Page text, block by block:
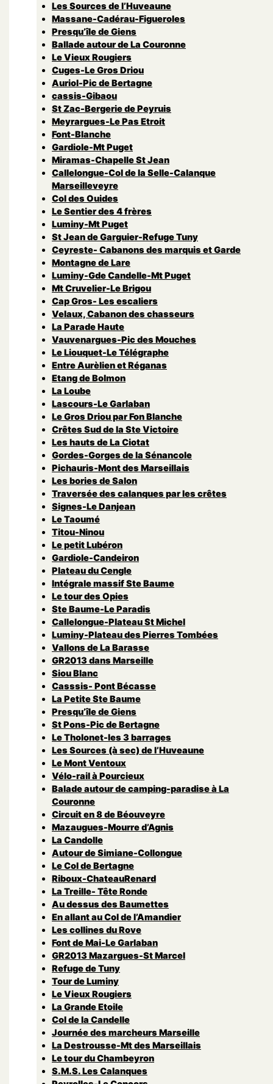
Les Sources de l’Huveaune
Massane-Cadérau-Figueroles
Presqu’île de Giens
Ballade autour de La Couronne
Le Vieux Rougiers
Cuges-Le Gros Driou
Auriol-Pic de Bertagne
cassis-Gibaou
St Zac-Bergerie de Peyruis
Meyrargues-Le Pas Etroit
Font-Blanche
Gardiole-Mt Puget
Miramas-Chapelle St Jean
Callelongue-Col de la Selle-Calanque
Marseilleveyre
Col des Ouides
Le Sentier des 4 frères
Luminy-Mt Puget
St Jean de Garguier-Refuge Tuny
Ceyreste- Cabanons des marquis et Garde
Montagne de Lare
Luminy-Gde Candelle-Mt Puget
Mt Cruvelier-Le Brigou
Cap Gros- Les escaliers
Velaux, Cabanon des chasseurs
La Parade Haute
Vauvenargues-Pic des Mouches
Le Liouquet-Le Télégraphe
Entre Aurèlien et Réganas
Etang de Bolmon
La Loube
Lascours-Le Garlaban
Le Gros Driou par Fon Blanche
Crêtes Sud de la Ste Victoire
Les hauts de La Ciotat
Gordes-Gorges de la Sénancole
Pichauris-Mont des Marseillais
Les bories de Salon
Traversée des calanques par les crêtes
Signes-Le Danjean
Le Taoumé
Titou-Ninou
Le petit Lubéron
Gardiole-Candeiron
Plateau du Cengle
Intégrale massif Ste Baume
Le tour des Opies
Ste Baume-Le Paradis
Callelongue-Plateau St Michel
Luminy-Plateau des Pierres Tombées
Vallons de La Barasse
GR2013 dans Marseille
Siou Blanc
Casssis- Pont Bécasse
La Petite Ste Baume
Presqu’île de Giens
St Pons-Pic de Bertagne
Le Tholonet-les 3 barrages
Les Sources (à sec) de l’Huveaune
Le Mont Ventoux
Vélo-rail à Pourcieux
Balade autour de camping-paradise à La
Couronne
Circuit en 8 de Béouveyre
Mazaugues-Mourre d’Agnis
La Candolle
Autour de Simiane-Collongue
Le Col de Bertagne
Riboux-ChateauRenard
La Treille- Tête Ronde
Au dessus des Baumettes
En allant au Col de l’Amandier
Les collines du Rove
Font de Mai-Le Garlaban
GR2013 Mazargues-St Marcel
Refuge de Tuny
Tour de Luminy
Le Vieux Rougiers
La Grande Etoile
Col de la Candelle
Journée des marcheurs Marseille
La Destrousse-Mt des Marseillais
Le tour du Chambeyron
S.M.S. Les Calanques